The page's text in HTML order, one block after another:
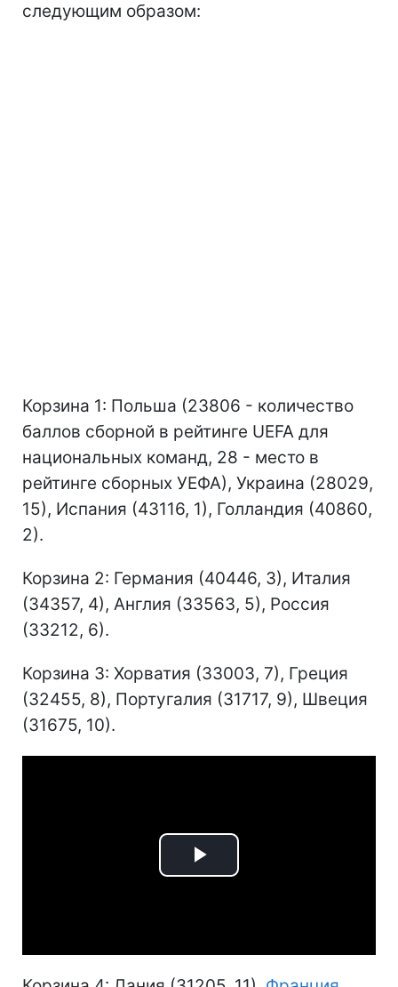
следующим образом:
Корзина 1: Польша (23806 - количество
баллов сборной в рейтинге UEFA для
национальных команд, 28 - место в
рейтинге сборных УЕФА), Украина (28029,
15), Испания (43116, 1), Голландия (40860,
2).
Корзина 2: Германия (40446, 3), Италия
(34357, 4), Англия (33563, 5), Россия
(33212, 6).
Корзина 3: Хорватия (33003, 7), Греция
(32455, 8), Португалия (31717, 9), Швеция
(31675, 10).
Play